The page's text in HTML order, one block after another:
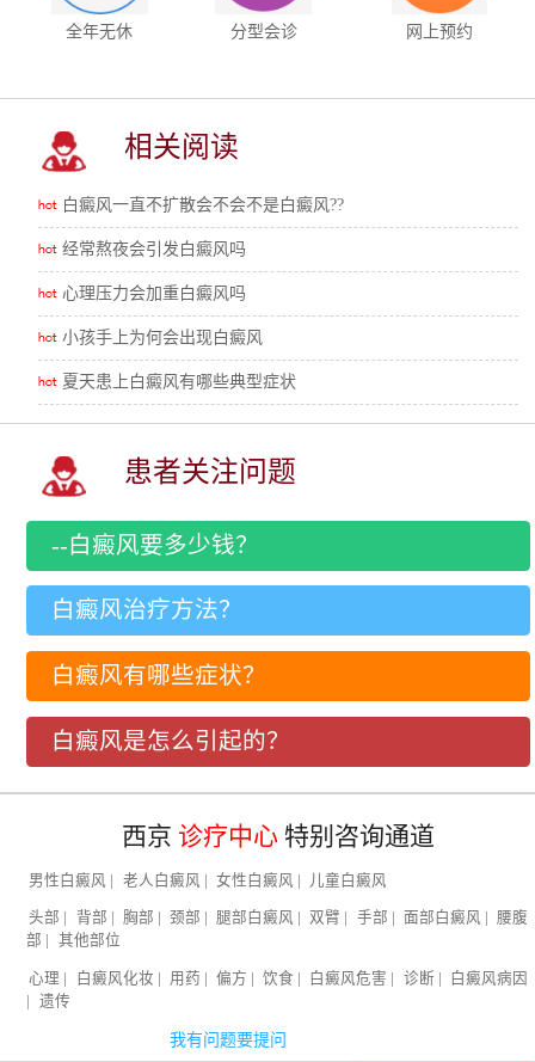
全年无休 分型会诊 网上预约
相关阅读
白癜风一直不扩散会不会不是白癜风??
经常熬夜会引发白癜风吗
心理压力会加重白癜风吗
小孩手上为何会出现白癜风
夏天患上白癜风有哪些典型症状
患者关注问题
--白癜风要多少钱？
白癜风治疗方法？
白癜风有哪些症状？
白癜风是怎么引起的？
西京 诊疗中心 特别咨询通道
男性白癜风 | 老人白癜风 | 女性白癜风 | 儿童白癜风
头部 背部 胸部 颈部 腿部白癜风 双臂 手部 面部白癜风
腰腹
部
其他部位
心理 白癜风化妆 用药 偏方 饮食 白癜风危害 诊断
白癜风病因
遗传
我有问题要提问